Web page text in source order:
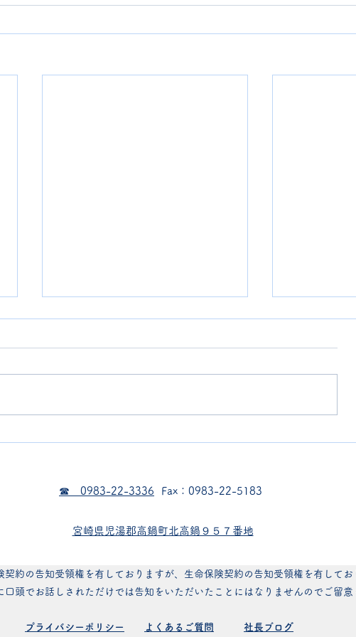
企業が保険の更新の前にする
企業型確
☎ 0983-22-3336 Fax：0983-22-5183
宮崎県児湯郡高鍋町北高鍋９５７番地
契約の告知受領権を有しておりますが、生命保険契約の告知受領権を有してお
口頭でお話しされただけでは告知をいただいたことにはなりませんのでご留意
プライバシーポリシー よくあるご質問 社長ブログ